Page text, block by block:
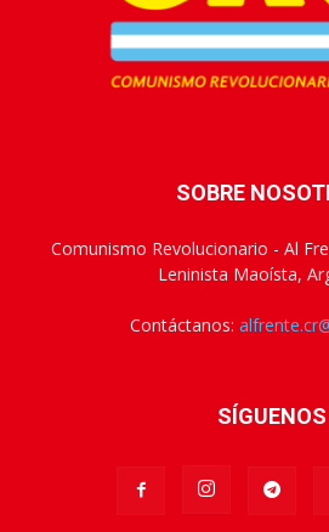
SOBRE
Comunismo Revolucionario - Al
Leninista Maoísta,
Contáctanos:
SÍGUENOS